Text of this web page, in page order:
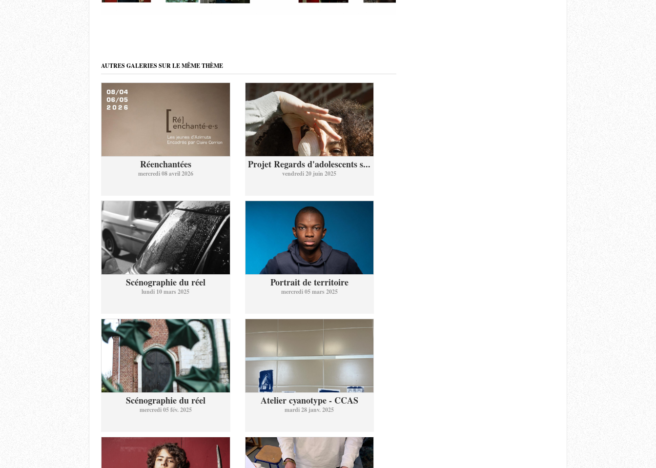
AUTRES GALERIES SUR LE MÊME THÈME
Réenchantées
mercredi 08 avril 2026
Projet Regards d'adolescents s...
vendredi 20 juin 2025
Scénographie du réel
lundi 10 mars 2025
Portrait de territoire
mercredi 05 mars 2025
Scénographie du réel
mercredi 05 fév. 2025
Atelier cyanotype - CCAS
mardi 28 janv. 2025